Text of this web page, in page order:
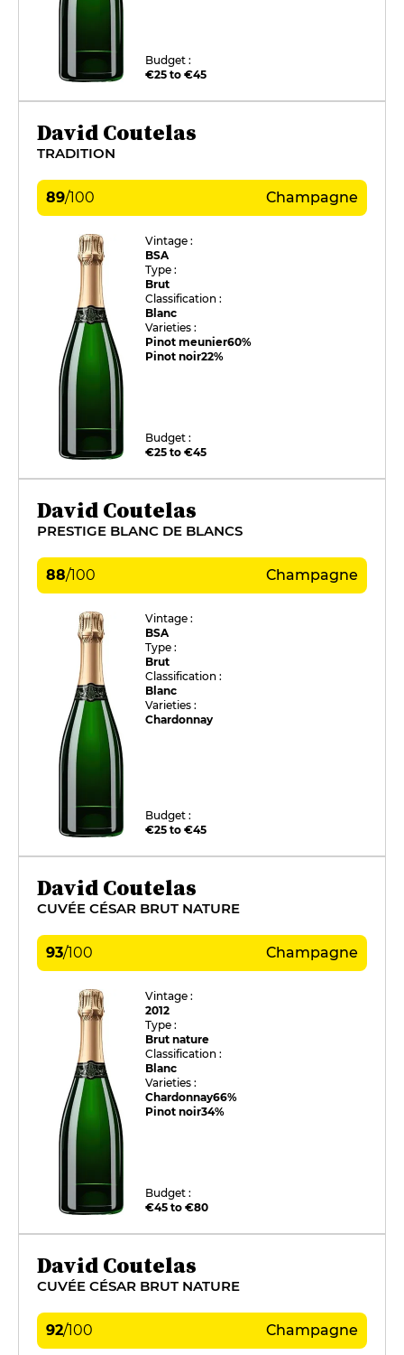
Budget :
€25 to €45
David Coutelas
TRADITION
89/100 Champagne
Vintage :
BSA
Type :
Brut
Classification :
Blanc
Varieties :
Pinot meunier60%
Pinot noir22%
Budget :
€25 to €45
David Coutelas
PRESTIGE BLANC DE BLANCS
88/100 Champagne
Vintage :
BSA
Type :
Brut
Classification :
Blanc
Varieties :
Chardonnay
Budget :
€25 to €45
David Coutelas
CUVÉE CÉSAR BRUT NATURE
93/100 Champagne
Vintage :
2012
Type :
Brut nature
Classification :
Blanc
Varieties :
Chardonnay66%
Pinot noir34%
Budget :
€45 to €80
David Coutelas
CUVÉE CÉSAR BRUT NATURE
92/100 Champagne